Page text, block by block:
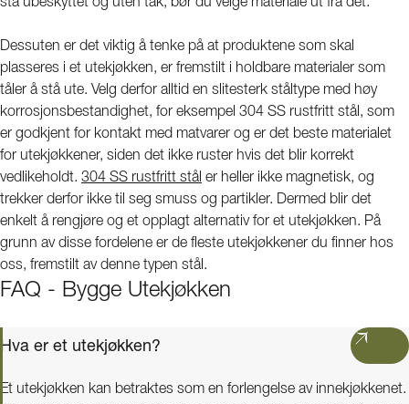
stå ubeskyttet og uten tak, bør du velge materiale ut fra det.
Dessuten er det viktig å tenke på at produktene som skal
plasseres i et utekjøkken, er fremstilt i holdbare materialer som
tåler å stå ute. Velg derfor alltid en slitesterk ståltype med høy
korrosjonsbestandighet, for eksempel 304 SS rustfritt stål, som
er godkjent for kontakt med matvarer og er det beste materialet
for utekjøkkener, siden det ikke ruster hvis det blir korrekt
vedlikeholdt. 304 SS rustfritt stål er heller ikke magnetisk, og
trekker derfor ikke til seg smuss og partikler. Dermed blir det
enkelt å rengjøre og et opplagt alternativ for et utekjøkken. På
grunn av disse fordelene er de fleste utekjøkkener du finner hos
oss, fremstilt av denne typen stål.
FAQ - Bygge Utekjøkken
Hva er et utekjøkken?
Et utekjøkken kan betraktes som en forlengelse av innekjøkkenet.